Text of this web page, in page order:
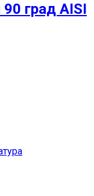
град AISI